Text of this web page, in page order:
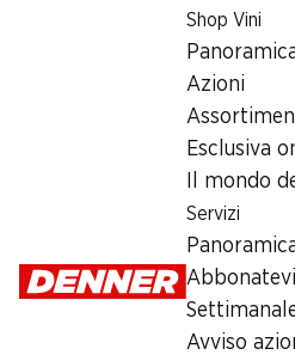
Shop Vini
Azioni
Esclusiva
Il mondo
Servizi
Abbonatevi
Avviso
Orari di apertura